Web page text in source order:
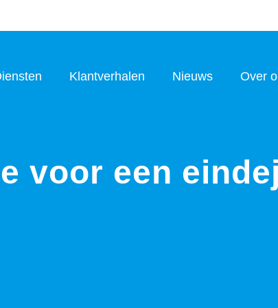
Klantverhalen Nieuws Over
voor een